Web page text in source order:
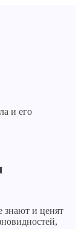
знают и ценят